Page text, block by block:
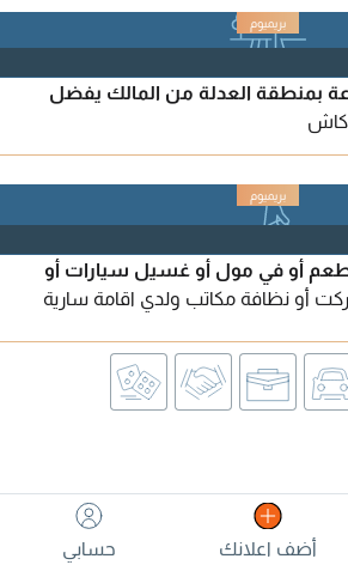
العدلة من المالك يفضل
كاش
أو في مول أو غسيل سيارات أو
أو نظافة مكاتب ولدي اقامة سارية
أضف اعلانك حسابي